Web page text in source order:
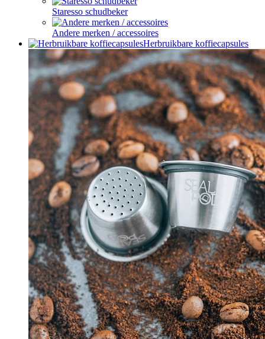
Staresso schudbeker
Andere merken / accessoires
Herbruikbare koffiecapsules